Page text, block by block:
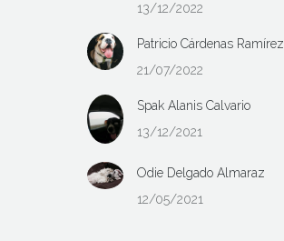
13/12/2022
Patricio Cárdenas Ramírez
21/07/2022
Spak Alanis Calvario
13/12/2021
Odie Delgado Almaraz
12/05/2021